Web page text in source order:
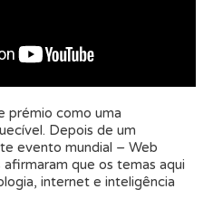
prémio como uma
Depois de um
evento mundial – Web
que os temas aqui
internet e inteligência